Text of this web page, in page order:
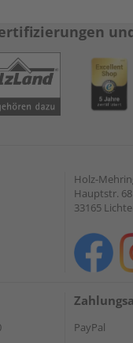
Holz-
Hauptstr. 68
33165
PayPal